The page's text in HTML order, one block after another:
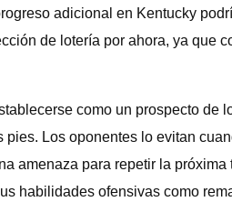
adicional en Kentucky
de lotería por ahora, ya que
como un prospecto de
Los oponentes lo evitan
amenaza para repetir la próxima
habilidades ofensivas como